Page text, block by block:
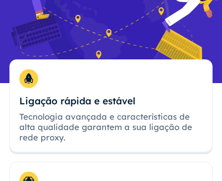
Ligação rápida e estável
Tecnologia avançada e características de
alta qualidade garantem a sua ligação de
rede proxy.